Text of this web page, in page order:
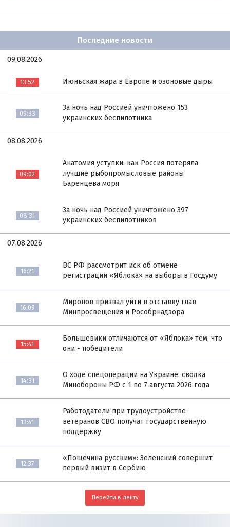
Последние новости
09.08.2026
13:52 Июньская жара в Европе и озоновые дыры
09:33
За ночь над Россией уничтожено 153
украинских беспилотника
08.08.2026
09:02
Анатомия уступки: как Россия потеряла
лучшие рыбопромысловые районы
Баренцева моря
08:31
За ночь над Россией уничтожено 397
украинских беспилотников
07.08.2026
16:21
ВС РФ рассмотрит иск об отмене
регистрации «Яблока» на выборы в Госдуму
16:09
Миронов призвал уйти в отставку глав
Минпросвещения и Рособрнадзора
15:41
Большевики отличаются от «Яблока» тем, что
они - победители
14:31
О ходе спецоперации на Украине: сводка
Минобороны РФ с 1 по 7 августа 2026 года
13:41
Работодатели при трудоустройстве
ветеранов СВО получат государственную
поддержку
12:37
«Пощёчина русским»: Зеленский совершит
первый визит в Сербию
Перейти в ленту